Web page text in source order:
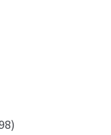
1398